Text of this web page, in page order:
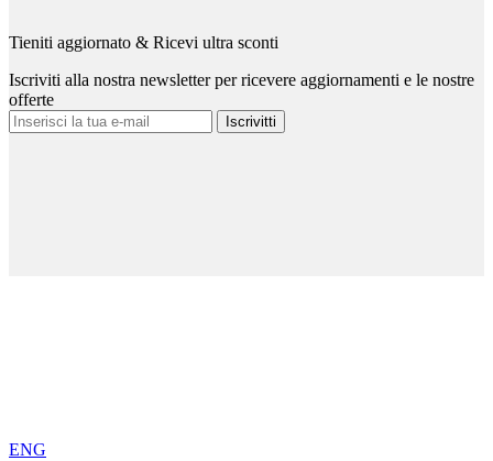
Tieniti aggiornato & Ricevi ultra sconti
Iscriviti alla nostra newsletter per ricevere aggiornamenti e le nostre
offerte
Iscrivitti
ENG